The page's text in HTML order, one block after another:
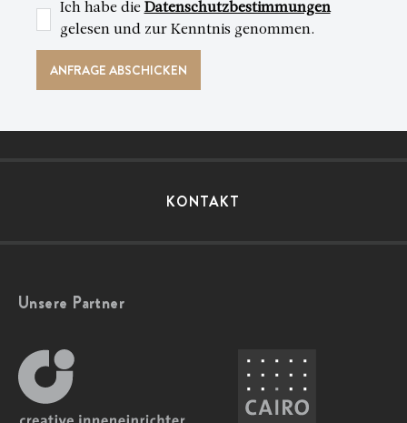
Ich habe die Datenschutzbestimmungen
gelesen und zur Kenntnis genommen.
KONTAKT
Unsere Partner